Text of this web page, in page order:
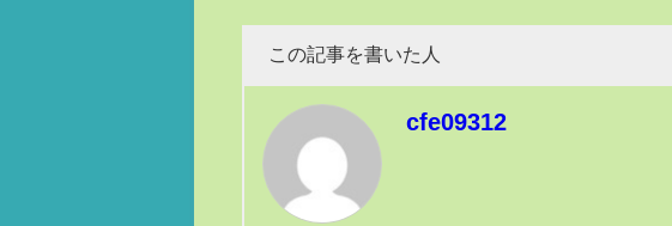
この記事を書いた人
cfe09312